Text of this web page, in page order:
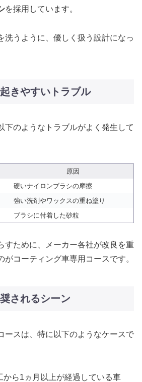
を採用しています。
洗うように、優しく扱う設計になっ
きやすいトラブル
下のようなトラブルがよく発生して
原因
硬いナイロンブラシの摩擦
強い洗剤やワックスの重ね塗り
ブラシに付着した砂粒
すために、メーカー各社が改良を重
がコーティング車専用コースです。
されるシーン
ースは、特に以下のようなケースで
から1ヵ月以上が経過している車